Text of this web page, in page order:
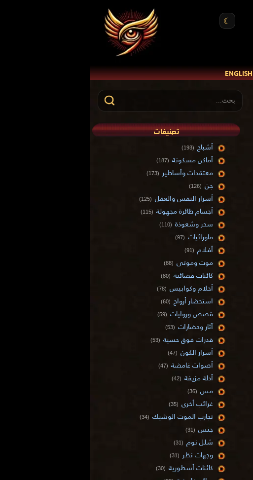
☾
ENGLISH
تصنيفات
أشباح (193)
أماكن مسكونة (187)
معتقدات وأساطير (173)
جن (126)
أسرار النفس والعقل (125)
أجسام طائرة مجهولة (115)
سحر وشعوذة (110)
ماورائيات (97)
أفلام (91)
موت وموتى (88)
كائنات فضائية (80)
أحلام وكوابيس (78)
استحضار أرواح (60)
قصص وروايات (59)
آثار وحضارات (53)
قدرات فوق حسية (53)
أسرار الكون (47)
أصوات غامضة (47)
أدلة مزيفة (42)
مس (36)
غرائب أخرى (35)
تجارب الموت الوشيك (34)
جنس (31)
شلل نوم (31)
وجهات نظر (31)
كائنات أسطورية (30)